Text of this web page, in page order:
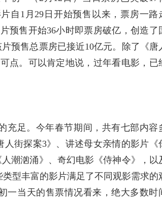
自1月29日开始预售以来，票房一路
预售开始36小时即票房破亿，创造了
预售总票房已接近10亿元。除了《唐
点。可以肯定地说，过年看电影，已
充足。今年春节期间，共有七部内容
街探案3》、讲述母女亲情的影片《
潮汹涌》、奇幻电影《侍神令》，以
型丰富的影片满足了不同观影需求的
一当天的售票情况看来，绝大多数时